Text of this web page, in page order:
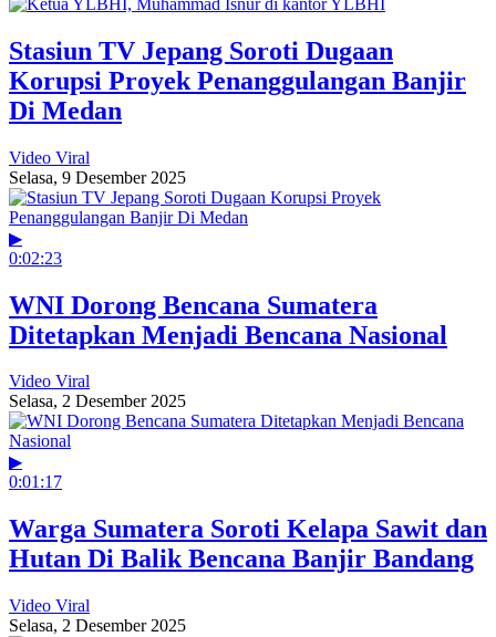
Stasiun TV Jepang Soroti Dugaan
Korupsi Proyek Penanggulangan Banjir
Di Medan
Video Viral
Selasa, 9 Desember 2025
▶
0:02:23
WNI Dorong Bencana Sumatera
Ditetapkan Menjadi Bencana Nasional
Video Viral
Selasa, 2 Desember 2025
▶
0:01:17
Warga Sumatera Soroti Kelapa Sawit dan
Hutan Di Balik Bencana Banjir Bandang
Video Viral
Selasa, 2 Desember 2025